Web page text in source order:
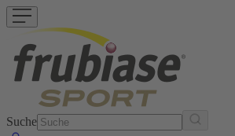
Suche